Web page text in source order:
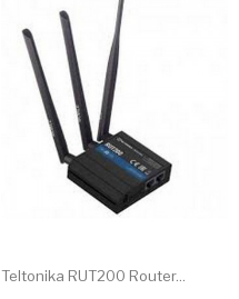
Teltonika RUT200 Router...